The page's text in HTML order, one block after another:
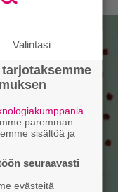
Valintasi
paremman
sisältöä ja
seuraavasti
evästeitä